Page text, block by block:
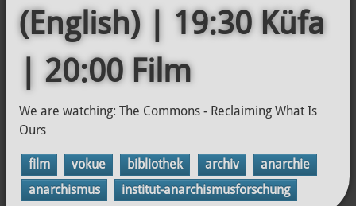
(English) | 19:30 Küfa
| 20:00 Film
We are watching: The Commons - Reclaiming What Is
Ours
film vokue bibliothek archiv
anarchie
anarchismus
institut-anarchismusforschung